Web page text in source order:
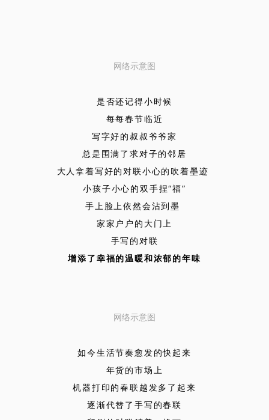
网络示意图
是否还记得小时候
每每春节临近
写字好的叔叔爷爷家
总是围满了求对子的邻居
大人拿着写好的对联小心的吹着墨迹
小孩子小心的双手捏“福”
手上脸上依然会沾到墨
家家户户的大门上
手写的对联
增添了幸福的温暖和浓郁的年味
网络示意图
如今生活节奏愈发的快起来
年货的市场上
机器打印的春联越发多了起来
逐渐代替了手写的春联